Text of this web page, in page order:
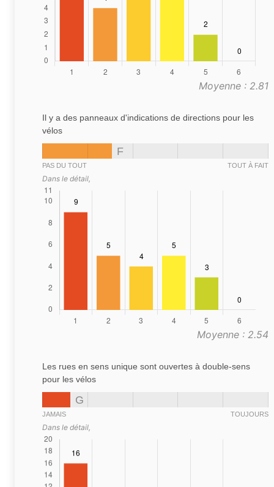
Moyenne : 2.81
Il y a des panneaux d'indications de directions pour les
vélos
F
PAS DU TOUT TOUT À FAIT
Dans le détail,
Moyenne : 2.54
Les rues en sens unique sont ouvertes à double-sens
pour les vélos
G
JAMAIS TOUJOURS
Dans le détail,